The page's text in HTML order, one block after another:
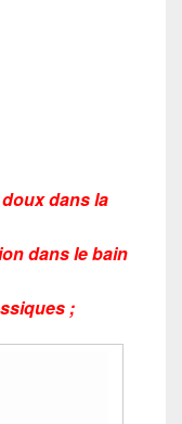
dans la
dans le bain
;